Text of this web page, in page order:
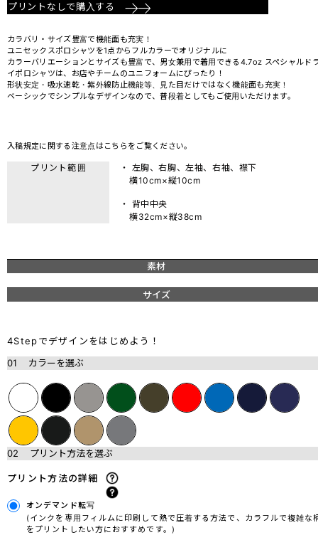
プリントなしで購入する
カラバリ・サイズ豊富で機能面も充実！
ユニセックスポロシャツを1点からフルカラーでオリジナルに
カラーバリエーションとサイズも豊富で、男女兼用で着用できる4.7oz スペシャルド
イポロシャツは、お店やチームのユニフォームにぴったり！
形状安定・吸水速乾・紫外線防止機能等、見た目だけではなく機能面も充実！
ベーシックでシンプルなデザインなので、普段着としてもご使用いただけます。
入稿規定に関する注意点は こちら をご覧ください。
プリント範囲
・ 左胸、右胸、左袖、右袖、襟下
横10cm×縦10cm
・ 背中中央
横32cm×縦38cm
素材
サイズ
4Stepでデザインをはじめよう！
01
カラーを選ぶ
02 プリント方法を選ぶ
プリント方法の詳細
オンデマンド転写
(インクを専用フィルムに印刷して熱で圧着する方法で、カラフルで複雑な
をプリントしたい方におすすめです。)